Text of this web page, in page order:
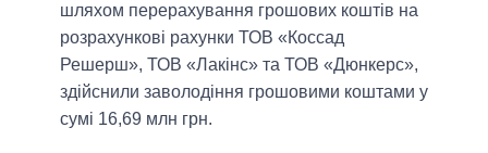
шляхом перерахування грошових коштів на
розрахункові рахунки ТОВ «Коссад
Решерш», ТОВ «Лакінс» та ТОВ «Дюнкерс»,
здійснили заволодіння грошовими коштами у
сумі 16,69 млн грн.